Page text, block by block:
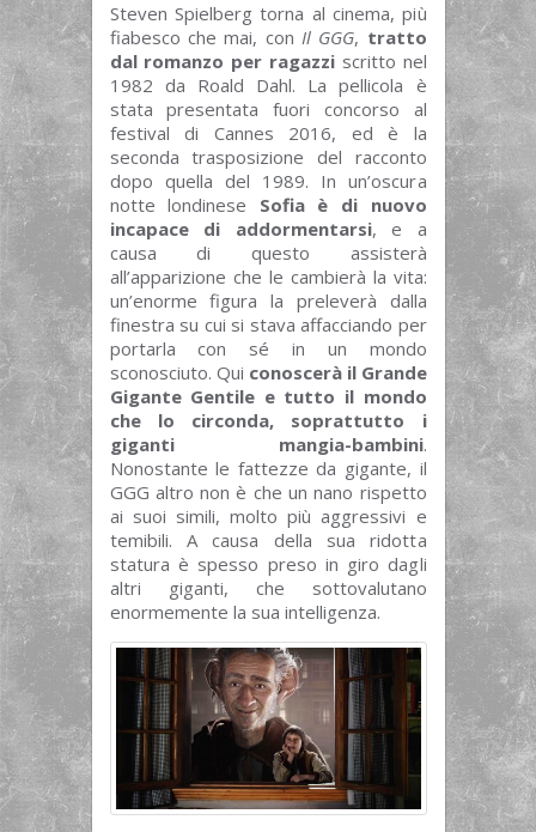
Steven Spielberg torna al cinema, più
fiabesco che mai, con Il GGG, tratto
dal romanzo per ragazziscritto nel
1982 da Roald Dahl. La pellicola è
stata presentata fuori concorso al
festival di Cannes 2016, ed è la
seconda trasposizione del racconto
dopo quella del 1989. In un’oscura
notte londinese Sofia è di nuovo
incapace di addormentarsi, e a
causa di questo assisterà
all’apparizione che le cambierà la vita:
un’enorme figura la preleverà dalla
finestra su cui si stava affacciando per
portarla con sé in un mondo
sconosciuto. Qui conoscerà il Grande
Gigante Gentile e tutto il mondo
che lo circonda, soprattutto i
giganti mangia-bambini.
Nonostante le fattezze da gigante, il
GGG altro non è che un nano rispetto
ai suoi simili, molto più aggressivi e
temibili. A causa della sua ridotta
statura è spesso preso in giro dagli
altri giganti, che sottovalutano
enormemente la sua intelligenza.